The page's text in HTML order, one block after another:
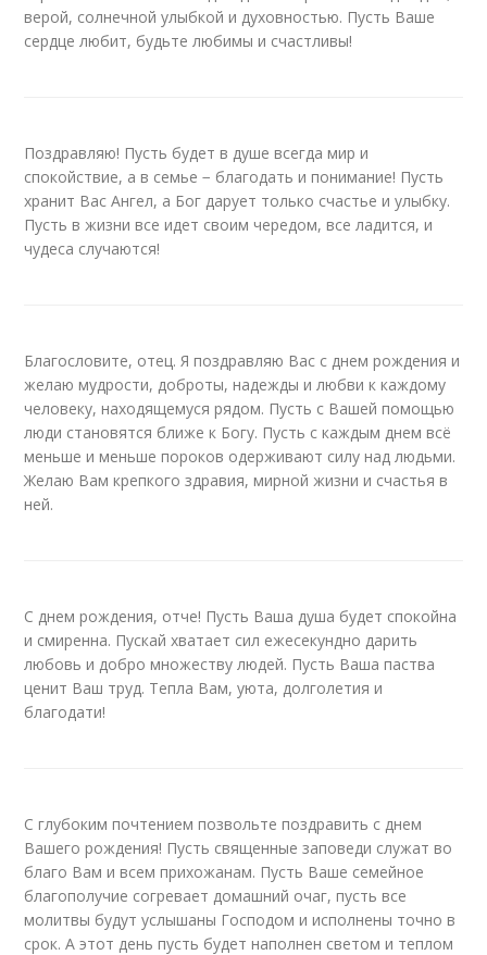
верой, солнечной улыбкой и духовностью. Пусть Ваше
сердце любит, будьте любимы и счастливы!
Поздравляю! Пусть будет в душе всегда мир и
спокойствие, а в семье − благодать и понимание! Пусть
хранит Вас Ангел, а Бог дарует только счастье и улыбку.
Пусть в жизни все идет своим чередом, все ладится, и
чудеса случаются!
Благословите, отец. Я поздравляю Вас с днем рождения и
желаю мудрости, доброты, надежды и любви к каждому
человеку, находящемуся рядом. Пусть с Вашей помощью
люди становятся ближе к Богу. Пусть с каждым днем всё
меньше и меньше пороков одерживают силу над людьми.
Желаю Вам крепкого здравия, мирной жизни и счастья в
ней.
С днем рождения, отче! Пусть Ваша душа будет спокойна
и смиренна. Пускай хватает сил ежесекундно дарить
любовь и добро множеству людей. Пусть Ваша паства
ценит Ваш труд. Тепла Вам, уюта, долголетия и
благодати!
С глубоким почтением позвольте поздравить с днем
Вашего рождения! Пусть священные заповеди служат во
благо Вам и всем прихожанам. Пусть Ваше семейное
благополучие согревает домашний очаг, пусть все
молитвы будут услышаны Господом и исполнены точно в
срок. А этот день пусть будет наполнен светом и теплом